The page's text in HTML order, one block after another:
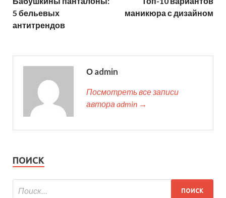
5 бельевых
антитрендов
маникюра с дизайном
О admin
Посмотреть все записи
автора admin →
ПОИСК